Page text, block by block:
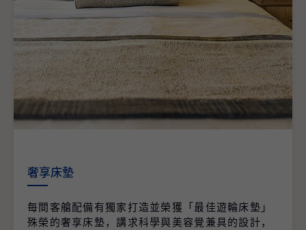
奢享床墊
每間客艙配備有獨家打造並榮獲「最佳遊輪床墊」
殊榮的奢享床墊，講求科學與美容覺兼具的設計，